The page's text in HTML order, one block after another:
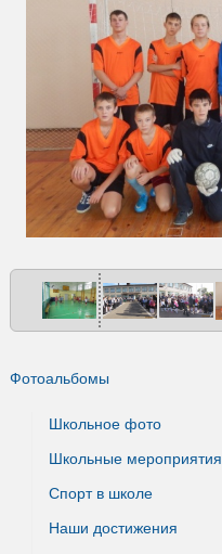
Фотоальбомы
Школьное фото
Школьные мероприятия
Спорт в школе
Наши достижения